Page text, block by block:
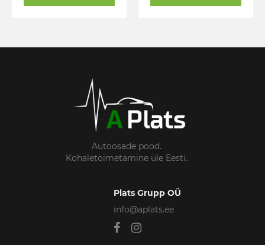
Autoosade pood.
Kohaletoimetamine üle Eesti.
Plats Grupp OÜ
info@aplats.ee